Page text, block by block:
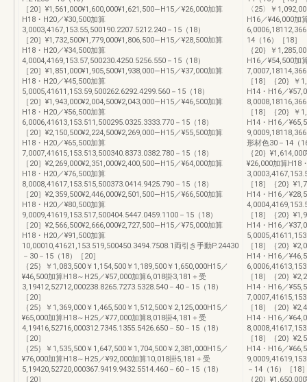
［20］¥1,561,000¥1,600,000¥1,621,500―H15／¥26,000加算
H18・H20／¥30,500加算
3,0003,4167,153.55,500190.2207.5212.240－15（18）
［20］¥1,732,500¥1,779,000¥1,806,500―H15／¥28,500加算
H18・H20／¥34,500加算
4,0004,4169,153.57,500230.4250.5256.550－15（18）
［20］¥1,851,000¥1,905,500¥1,938,000―H15／¥37,000加算
H18・H20／¥45,500加算
5,0005,41611,153.59,500262.6292.4299.560－15（18）
［20］¥1,943,000¥2,004,500¥2,043,000―H15／¥46,500加算
H18・H20／¥56,500加算
6,0006,41613,153.511,500295.0325.3333.770－15（18）
［20］¥2,150,500¥2,224,500¥2,269,000―H15／¥55,500加算
H18・H20／¥65,500加算
7,0007,41615,153.513,500340.8373.0382.780－15（18）
［20］¥2,269,000¥2,351,000¥2,400,500―H15／¥64,000加算
H18・H20／¥76,500加算
8,0008,41617,153.515,500373.0414.9425.790－15（18）
［20］¥2,359,500¥2,446,000¥2,501,500―H15／¥66,500加算
H18・H20／¥80,500加算
9,0009,41619,153.517,500404.5447.0459.1100－15（18）
［20］¥2,566,500¥2,666,000¥2,727,500―H15／¥75,000加算
H18・H20／¥91,500加算
10,00010,41621,153.519,500450.3494.7508.1両引き手動P.24430
－30－15（18）［20］
｛25｝￥1,083,500￥1,154,500￥1,189,500￥1,650,000H15／
¥46,500加算H18～H25／¥57,000加算6,018掛3,181＋受
3,19412,52712,000238.8265.7273.5328.540－40－15（18）
［20］
｛25｝￥1,369,000￥1,465,500￥1,512,500￥2,125,000H15／
¥65,000加算H18～H25／¥77,000加算8,018掛4,181＋受
4,19416,52716,000312.7345.1355.5426.650－50－15（18）
［20］
｛25｝￥1,535,500￥1,647,500￥1,704,500￥2,381,000H15／
¥76,000加算H18～H25／¥92,000加算10,018掛5,181＋受
5,19420,52720,000367.9419.9432.5514.460－60－15（18）
［20］
〈25〉￥
H16／¥46,000加
14（16）［18］
｛20｝￥
H16／¥54,500加
［18］｛20｝￥
H14・H16／
［18］｛20｝￥
H14・H16／
形材色30－14（
｛20｝
¥26,000加算H18
［18］｛20｝
H14・H16／
［18］｛20｝
H14・H16／
［18］｛20｝
H14・H16／
［18］｛20｝
H14・H16／
［18］｛20｝
H14・H16／
［18］｛20｝
H14・H16／
－14（16）［18
｛20｝